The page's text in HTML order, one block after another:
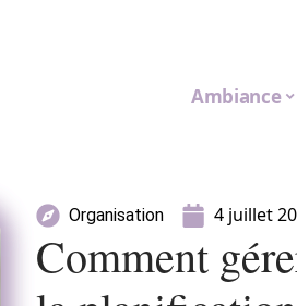
Ambiance
Organisation 4 juillet
Comment